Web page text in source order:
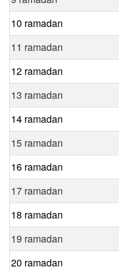
10 ramadan
11 ramadan
12 ramadan
13 ramadan
14 ramadan
15 ramadan
16 ramadan
17 ramadan
18 ramadan
19 ramadan
20 ramadan